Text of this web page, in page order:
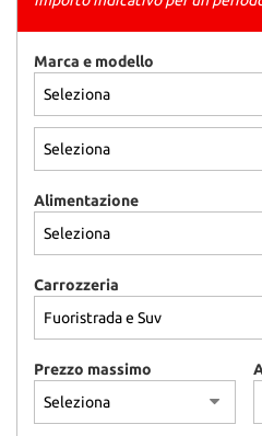
Marca e modello
Alimentazione
Carrozzeria
Prezzo massimo
tracciamento
che
per
offrire
le
funzionalità
le
attività
descritte.
Per
ottenere
informazioni
sull'utilità
e